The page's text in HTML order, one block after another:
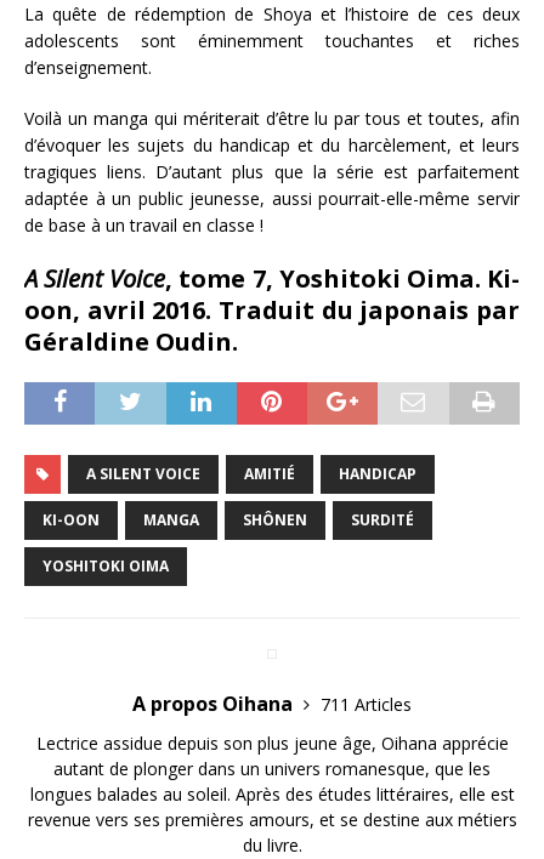
La quête de rédemption de Shoya et l’histoire de ces deux
adolescents sont éminemment touchantes et riches
d’enseignement.
Voilà un manga qui mériterait d’être lu par tous et toutes, afin
d’évoquer les sujets du handicap et du harcèlement, et leurs
tragiques liens. D’autant plus que la série est parfaitement
adaptée à un public jeunesse, aussi pourrait-elle-même servir
de base à un travail en classe !
A Silent Voice, tome 7, Yoshitoki Oima. Ki-
oon, avril 2016. Traduit du japonais par
Géraldine Oudin.
A SILENT VOICE AMITIÉ HANDICAP
KI-OON MANGA SHÔNEN SURDITÉ
YOSHITOKI OIMA
A propos Oihana
711 Articles
Lectrice assidue depuis son plus jeune âge, Oihana apprécie
autant de plonger dans un univers romanesque, que les
longues balades au soleil. Après des études littéraires, elle est
revenue vers ses premières amours, et se destine aux métiers
du livre.